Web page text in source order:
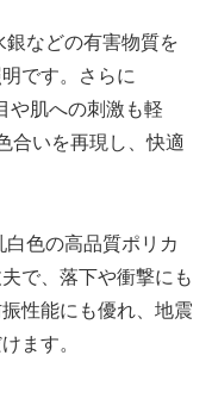
銀などの有害物質を
です。さらに
や肌への刺激も軽
合いを再現し、快適
白色の高品質ポリカ
で、落下や衝撃にも
性能にも優れ、地震
ます。